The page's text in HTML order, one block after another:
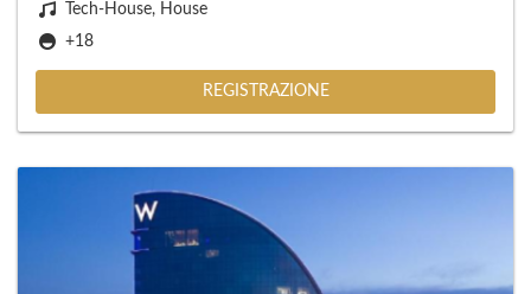
Tech-House, House
+18
REGISTRAZIONE